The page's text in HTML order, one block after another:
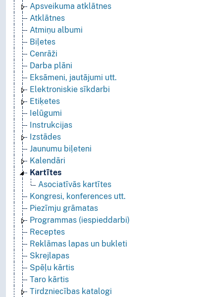
Apsveikuma atklātnes
Atklātnes
Atmiņu albumi
Biļetes
Cenrāži
Darba plāni
Eksāmeni, jautājumi utt.
Elektroniskie sīkdarbi
Etiķetes
Ielūgumi
Instrukcijas
Izstādes
Jaunumu biļeteni
Kalendāri
Kartītes
Asociatīvās kartītes
Kongresi, konferences utt.
Piezīmju grāmatas
Programmas (iespieddarbi)
Receptes
Reklāmas lapas un bukleti
Skrejlapas
Spēļu kārtis
Taro kārtis
Tirdzniecības katalogi